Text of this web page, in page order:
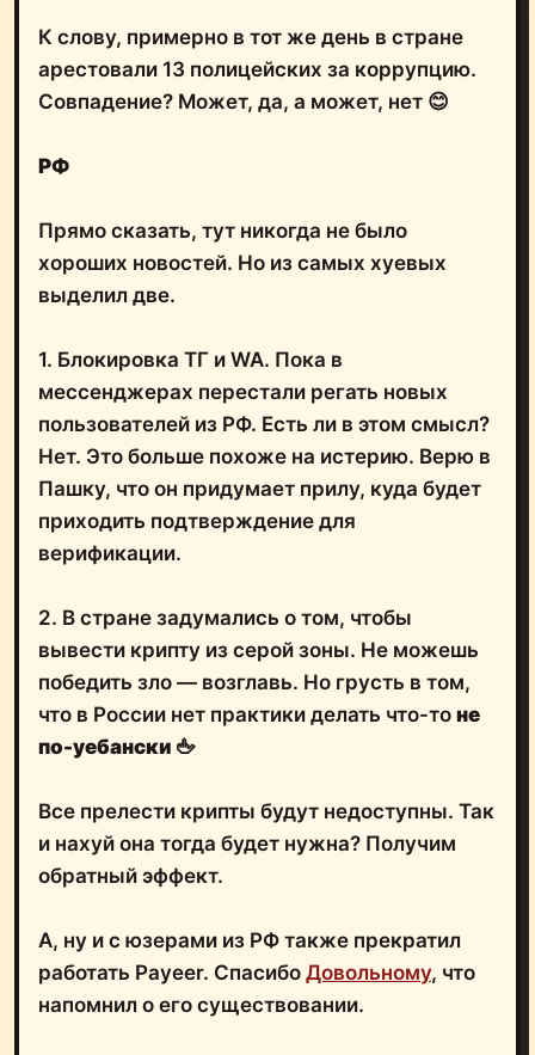
К слову, примерно в тот же день в стране
арестовали 13 полицейских за коррупцию.
Совпадение? Может, да, а может, нет 😊
РФ
Прямо сказать, тут никогда не было
хороших новостей. Но из самых хуевых
выделил две.
1. Блокировка ТГ и WA. Пока в
мессенджерах перестали регать новых
пользователей из РФ. Есть ли в этом смысл?
Нет. Это больше похоже на истерию. Верю в
Пашку, что он придумает прилу, куда будет
приходить подтверждение для
верификации.
2. В стране задумались о том, чтобы
вывести крипту из серой зоны. Не можешь
победить зло — возглавь. Но грусть в том,
что в России нет практики делать что-то не
по-уебански 🖕
Все прелести крипты будут недоступны. Так
и нахуй она тогда будет нужна? Получим
обратный эффект.
А, ну и с юзерами из РФ также прекратил
работать Payeer. Спасибо Довольному, что
напомнил о его существовании.